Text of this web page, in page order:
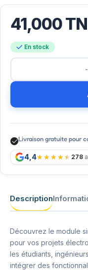
41,000
En stock
Livraison gratuite pour
4,4 278
Description
Découvrez le module
pour vos projets
les étudiants,
intégrer des